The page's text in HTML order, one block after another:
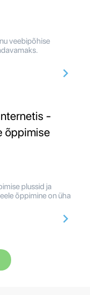
veebipõhise
-
õppimise
plussid ja
õppimine on üha